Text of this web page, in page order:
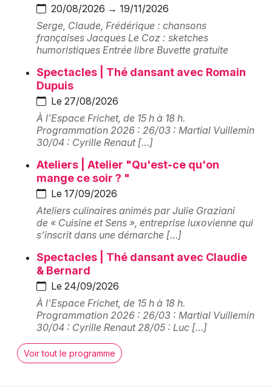
Soirées
Sorties famille
Expos
Sorties & loisirs
Centres de loisirs et de culture en Haute-Saône
Centres de loisirs et de culture en Franche-
Comté
Centres de loisirs et de culture en Bourgogne-
Franche-Comté
Newsletter des sorties
Artistes en tournée
Paris
Strasbourg
Toulouse
Toutes les villes
20/08/2026 → 19/11/2026
Serge, Claude, Frédérique : chansons
françaises Jacques Le Coz : sketches
humoristiques Entrée libre Buvette gratuite
Spectacles | Thé dansant avec Romain
Dupuis
Le 27/08/2026
À l'Espace Frichet, de 15 h à 18 h.
Programmation 2026 : 26/03 : Martial Vuillemin
30/04 : Cyrille Renaut […]
Ateliers | Atelier "Qu'est-ce qu'on
mange ce soir ? "
Le 17/09/2026
Ateliers culinaires animés par Julie Graziani
de « Cuisine et Sens », entreprise luxovienne qui
s’inscrit dans une démarche […]
Spectacles | Thé dansant avec Claudie
& Bernard
Le 24/09/2026
À l'Espace Frichet, de 15 h à 18 h.
Programmation 2026 : 26/03 : Martial Vuillemin
30/04 : Cyrille Renaut 28/05 : Luc […]
Voir tout le programme